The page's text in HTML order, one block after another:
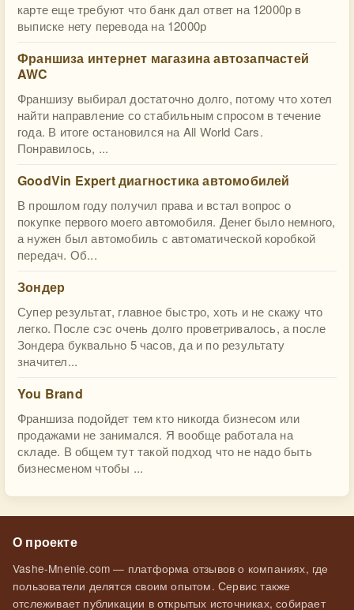
карте еще требуют что банк дал ответ на 12000р в
выписке нету перевода на 12000р
Франшиза интернет магазина автозапчастей
AWC
Франшизу выбирал достаточно долго, потому что хотел
найти направление со стабильным спросом в течение
года. В итоге остановился на All World Cars.
Понравилось, ...
GoodVin Expert диагностика автомобилей
В прошлом году получил права и встал вопрос о
покупке первого моего автомобиля. Денег было немного,
а нужен был автомобиль с автоматической коробкой
передач. Об...
Зондер
Супер результат, главное быстро, хоть и не скажу что
легко. После сэс очень долго проветривалось, а после
Зондера буквально 5 часов, да и по результату
значител...
You Brand
Франшиза подойдет тем кто никогда бизнесом или
продажами не занимался. Я вообще работала на
складе. В общем тут такой подход что не надо быть
бизнесменом чтобы ...
О проекте
Vashe-Mnenie.com — платформа отзывов о компаниях, где
пользователи делятся своим опытом. Сервис также
отслеживает публикации в открытых источниках, собирает